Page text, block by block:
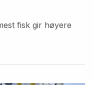
fisk gir høyere